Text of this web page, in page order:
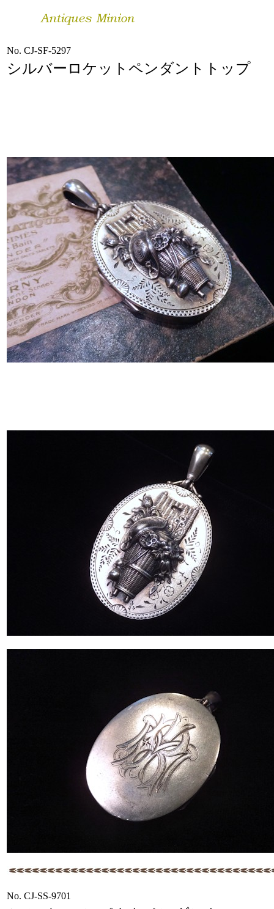
No. CJ-SF-5297
シルバーロケットペンダントトップ
No. CJ-SS-9701